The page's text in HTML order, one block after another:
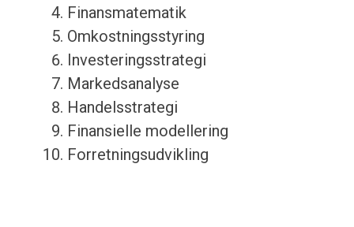
Finansmatematik
Omkostningsstyring
Investeringsstrategi
Markedsanalyse
Handelsstrategi
Finansielle modellering
Forretningsudvikling